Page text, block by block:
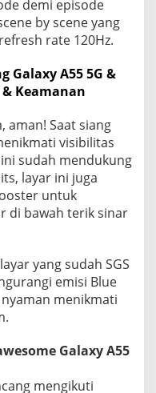
demi episode
by scene yang
rate 120Hz.
Galaxy A55 5G &
& Keamanan
aman! Saat siang
visibilitas
sudah mendukung
layar ini juga
untuk
di bawah terik sinar
yang sudah SGS
emisi Blue
menikmati
Galaxy A55
mengikuti